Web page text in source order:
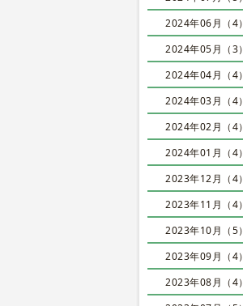
2024年06月（4）
2024年05月（3）
2024年04月（4）
2024年03月（4）
2024年02月（4）
2024年01月（4）
2023年12月（4）
2023年11月（4）
2023年10月（5）
2023年09月（4）
2023年08月（4）